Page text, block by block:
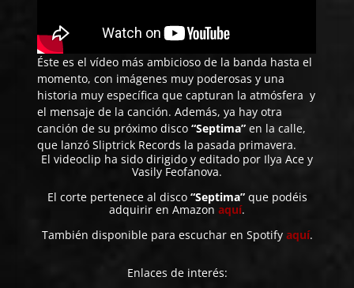
Éste es el vídeo más ambicioso de la banda hasta el
momento, con imágenes muy poderosas y una
historia muy específica que capturan la atmósfera y
el mensaje de la canción. Además, ya hay otra
canción de su próximo disco“Septima” en la calle,
que lanzó Sliptrick Records la pasada primavera.
El videoclip ha sido dirigido y editado por Ilya Ace y
Vasily Feofanova.
El corte pertenece al disco “Septima”que podéis
adquirir en Amazon aquí.
También disponible para escuchar en Spotify aquí.
Enlaces de interés: